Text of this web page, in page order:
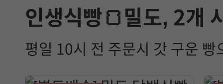
인생식빵🍞밀도, 2개
평일 10시 전 주문시 갓 구운 빵